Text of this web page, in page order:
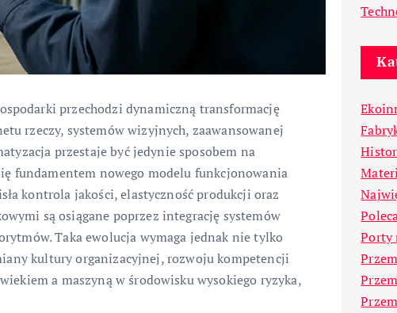
przechodzi dynamiczną transformację
rzeczy, systemów wizyjnych, zaawansowanej
przestaje być jedynie sposobem na
fundamentem nowego modelu funkcjonowania
kontrola jakości, elastyczność produkcji oraz
są osiągane poprzez integrację systemów
Taka ewolucja wymaga jednak nie tylko
kultury organizacyjnej, rozwoju kompetencji
a maszyną w środowisku wysokiego ryzyka,
Porty